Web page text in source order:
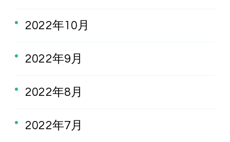
2022年10月
2022年9月
2022年8月
2022年7月